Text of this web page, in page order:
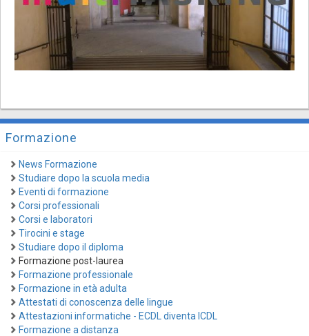
Formazione
News Formazione
Studiare dopo la scuola media
Eventi di formazione
Corsi professionali
Corsi e laboratori
Tirocini e stage
Studiare dopo il diploma
Formazione post-laurea
Formazione professionale
Formazione in età adulta
Attestati di conoscenza delle lingue
Attestazioni informatiche - ECDL diventa ICDL
Formazione a distanza